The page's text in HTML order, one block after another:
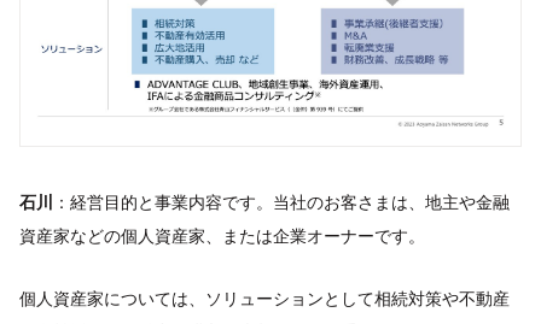
石川
：経営目的と事業内容です。当社のお客さまは、地主や金融
資産家などの個人資産家、または企業オーナーです。
個人資産家については、ソリューションとして相続対策や不動産